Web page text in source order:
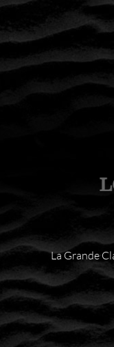
La Grande